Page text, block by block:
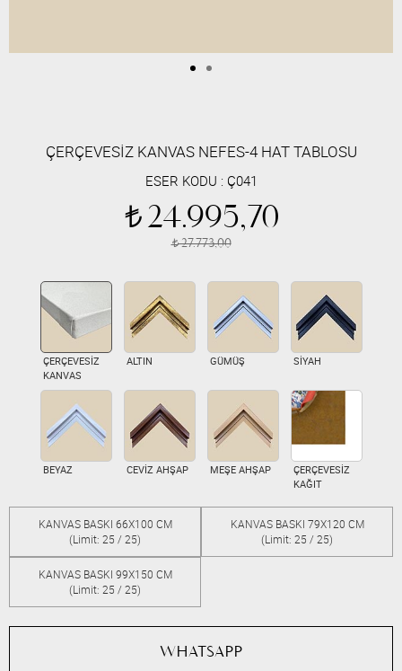
ÇERÇEVESİZ KANVAS NEFES-4 HAT TABLOSU
ESER KODU : Ç041
t24.995,70
t27.773,00
ÇERÇEVESİZ
KANVAS
ALTIN GÜMÜŞ SİYAH
BEYAZ CEVİZ AHŞAP MEŞE AHŞAP
ÇERÇEVESİZ
KAĞIT
KANVAS BASKI 66X100 CM
(Limit: 25 / 25)
KANVAS BASKI 79X120 CM
(Limit: 25 / 25)
KANVAS BASKI 99X150 CM
(Limit: 25 / 25)
WHATSAPP